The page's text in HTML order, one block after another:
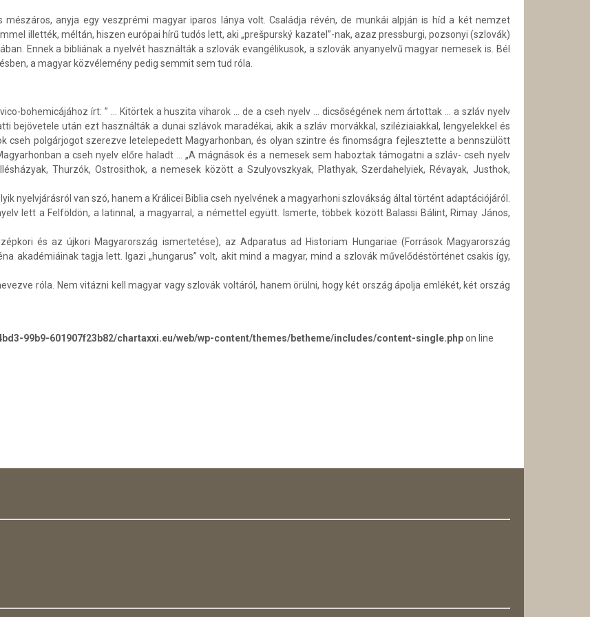
anyja egy veszprémi magyar iparos lánya volt. Családja révén, de munkái alpján is híd a két nemzet
illették, méltán, hiszen európai hírű tudós lett, aki „prešpurský kazatel”-nak, azaz pressburgi, pozsonyi (szlovák)
Ennek a bibliának a nyelvét használták a szlovák evangélikusok, a szlovák anyanyelvű magyar nemesek is. Bél
a magyar közvélemény pedig semmit sem tud róla.
bohemicájához írt: ” … Kitörtek a huszita viharok … de a cseh nyelv … dicsőségének nem ártottak … a szláv nyelv
bejövetele után ezt használták a dunai szlávok maradékai, akik a szláv morvákkal, sziléziaiakkal, lengyelekkel és
cseh polgárjogot szerezve letelepedett Magyarhonban, és olyan szintre és finomságra fejlesztette a bennszülött
a cseh nyelv előre haladt … „A mágnások és a nemesek sem haboztak támogatni a szláv- cseh nyelv
Thurzók, Ostrosithok, a nemesek között a Szulyovszkyak, Plathyak, Szerdahelyiek, Révayak, Justhok,
nyelvjárásról van szó, hanem a Králicei Biblia cseh nyelvének a magyarhoni szlovákság által történt adaptációjáról.
lett a Felföldön, a latinnal, a magyarral, a némettel együtt. Ismerte, többek között Balassi Bálint, Rimay János,
és az újkori Magyarország ismertetése), az Adparatus ad Historiam Hungariae (Források Magyarország
akadémiáinak tagja lett. Igazi „hungarus” volt, akit mind a magyar, mind a szlovák művelődéstörténet csakis így,
róla. Nem vitázni kell magyar vagy szlovák voltáról, hanem örülni, hogy két ország ápolja emlékét, két ország
99b9-601907f23b82/chartaxxi.eu/web/wp-content/themes/betheme/includes/content-single.phpon line